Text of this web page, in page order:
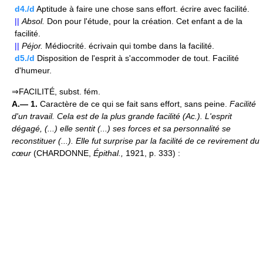
d4./d Aptitude à faire une chose sans effort. écrire avec facilité.
|| Absol. Don pour l'étude, pour la création. Cet enfant a de la
facilité.
|| Péjor. Médiocrité. écrivain qui tombe dans la facilité.
d5./d Disposition de l'esprit à s'accommoder de tout. Facilité
d'humeur.
⇒FACILITÉ, subst. fém.
A.— 1. Caractère de ce qui se fait sans effort, sans peine. Facilité
d'un travail. Cela est de la plus grande facilité (Ac. ). L'esprit
dégagé, (...) elle sentit (...) ses forces et sa personnalité se
reconstituer (...). Elle fut surprise par la facilité de ce revirement du
cœur (CHARDONNE, Épithal., 1921, p. 333) :